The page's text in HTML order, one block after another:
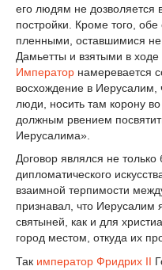
его людям не дозволяется
постройки. Кроме того,
пленными, оставшимися
Дамьетты и взятыми в
Император намеревается
восхождение в Иерусалим,
люди, носить там корону
должным рвением
Иерусалима».
Договор являлся не
дипломатического
взаимной терпимости
признавал, что Иерусалим
святыней, как и для
город местом, откуда их
Так император Фридрих II